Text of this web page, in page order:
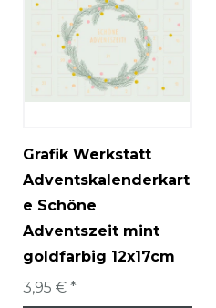
Grafik Werkstatt
Adventskalenderkart
e Schöne
Adventszeit mint
goldfarbig 12x17cm
3,95 € *